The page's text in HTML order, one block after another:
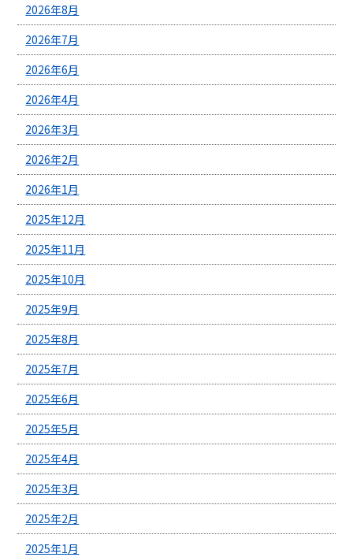
2026年8月
2026年7月
2026年6月
2026年4月
2026年3月
2026年2月
2026年1月
2025年12月
2025年11月
2025年10月
2025年9月
2025年8月
2025年7月
2025年6月
2025年5月
2025年4月
2025年3月
2025年2月
2025年1月